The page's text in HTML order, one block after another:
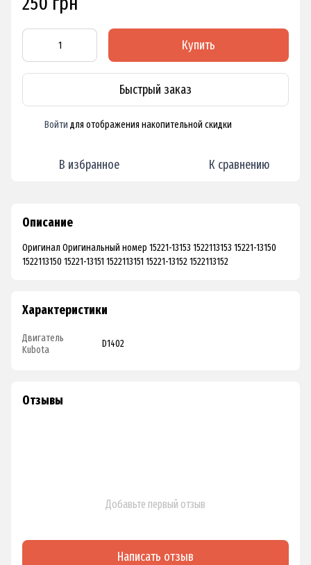
Купить
Быстрый заказ
Войти для отображения накопительной скидки
В избранное К сравнению
Описание
Оригинал Оригинальный номер 15221-13153 1522113153 15221-13150
1522113150 15221-13151 1522113151 15221-13152 1522113152
Характеристики
Двигатель
Kubota
D1402
Отзывы
Добавьте первый отзыв
Написать отзыв